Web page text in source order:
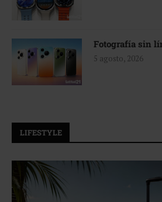
Fotografía sin
5 agosto, 2026
LIFESTYLE